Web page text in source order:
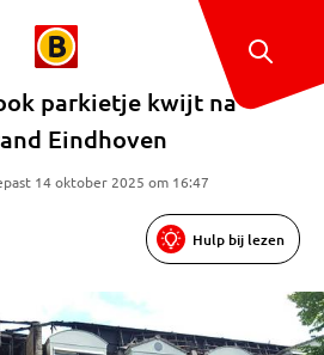
parkietje kwijt na
Eindhoven
14 oktober 2025 om 16:47
Hulp bij lezen